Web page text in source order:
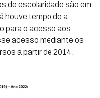
de escolaridade são em
houve tempo de a
para o acesso aos
acesso mediante os
a partir de 2014.